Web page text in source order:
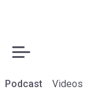
Podcast Videos